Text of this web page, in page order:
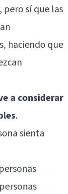
sí que las
haciendo que
a considerar
.
sienta